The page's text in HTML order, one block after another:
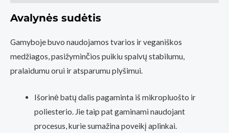
Avalynės sudėtis
Gamyboje buvo naudojamos tvarios ir veganiškos
medžiagos, pasižyminčios puikiu spalvų stabilumu,
pralaidumu orui ir atsparumu plyšimui.
Išorinė batų dalis pagaminta iš mikropluošto ir
poliesterio. Jie taip pat gaminami naudojant
procesus, kurie sumažina poveikį aplinkai.